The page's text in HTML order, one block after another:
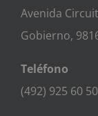
Avenida
Gobierno,
Teléfono
(492) 925 60 50